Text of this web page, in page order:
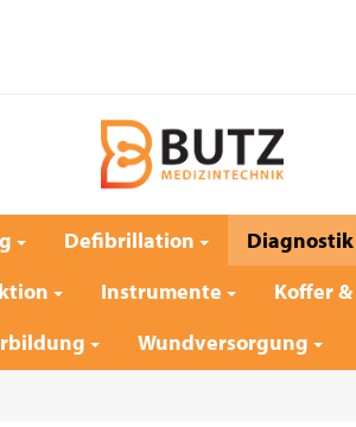
Defibrillation
Instrumente Koffer &
Wundversorgung